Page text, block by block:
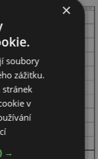
×
soubory
zážitku.
stránek
v
→